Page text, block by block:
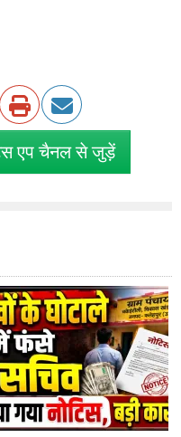
एप चैनल से जुड़ें